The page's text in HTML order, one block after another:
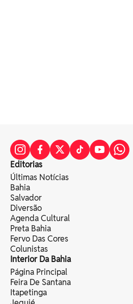
Editorias
Últimas Notícias
Bahia
Salvador
Diversão
Agenda Cultural
Preta Bahia
Fervo Das Cores
Colunistas
Interior Da Bahia
Página Principal
Feira De Santana
Itapetinga